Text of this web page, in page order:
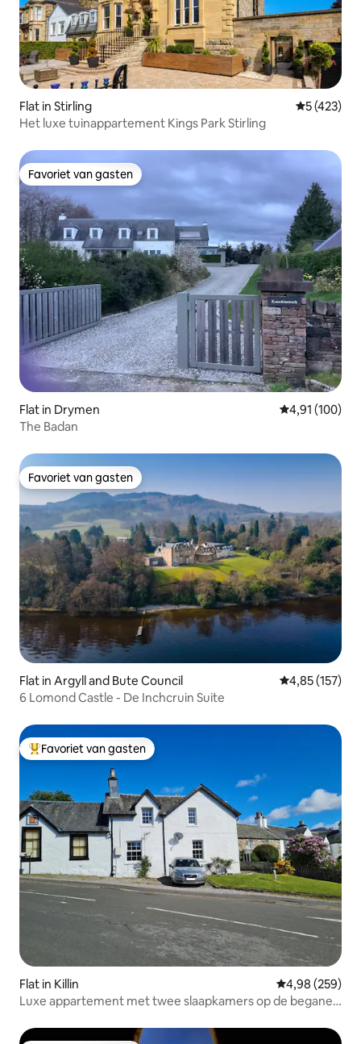
Flat in Stirling
5 (423)
Het luxe tuinappartement Kings Park Stirling
Favoriet van gasten
Favoriet van gasten
Flat in Drymen Gemiddelde
4,91 (100)
The Badan
Favoriet van gasten
Favoriet van gasten
Flat in Argyll and Bute Council Gemiddelde
4,85 (157)
6 Lomond Castle - De Inchcruin Suite
Topfavoriet van gasten
Favoriet van gasten
Flat in Killin Gemiddelde
4,98 (259)
Luxe appartement met twee slaapkamers op de begane